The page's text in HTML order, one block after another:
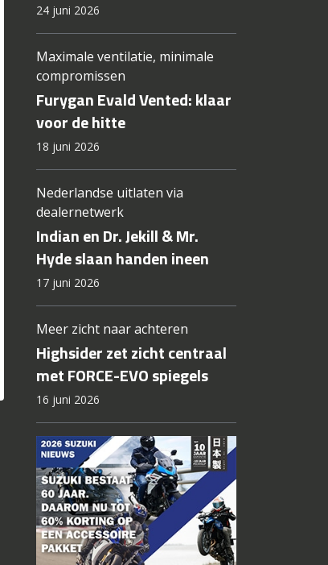
24 juni 2026
Maximale ventilatie, minimale
compromissen
Furygan Evald Vented: klaar
voor de hitte
18 juni 2026
Nederlandse uitlaten via
dealernetwerk
Indian en Dr. Jekill & Mr.
Hyde slaan handen ineen
17 juni 2026
Meer zicht naar achteren
Highsider zet zicht centraal
met FORCE-EVO spiegels
16 juni 2026